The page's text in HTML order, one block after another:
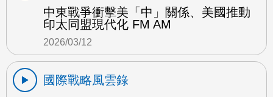
中東戰爭衝擊美「中」關係、美國推動
印太同盟現代化 FM AM
2026/03/12
國際戰略風雲錄